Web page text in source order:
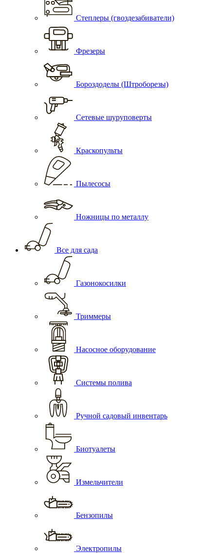
Степлеры (гвоздезабиватели)
Фрезеры
Бороздоделы (Штроборезы)
Сетевые шуруповерты
Краскопульты
Пылесосы
Ножницы по металлу
Все для сада
Газонокосилки
Триммеры
Насосное оборудование
Системы полива
Ручной садовый инвентарь
Биотуалеты
Измельчители
Бензопилы
Электропилы